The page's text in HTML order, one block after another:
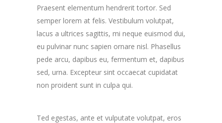
Praesent elementum hendrerit tortor. Sed
semper lorem at felis. Vestibulum volutpat,
lacus a ultrices sagittis, mi neque euismod dui,
eu pulvinar nunc sapien ornare nisl. Phasellus
pede arcu, dapibus eu, fermentum et, dapibus
sed, urna. Excepteur sint occaecat cupidatat
non proident sunt in culpa qui.
Ted egestas, ante et vulputate volutpat, eros